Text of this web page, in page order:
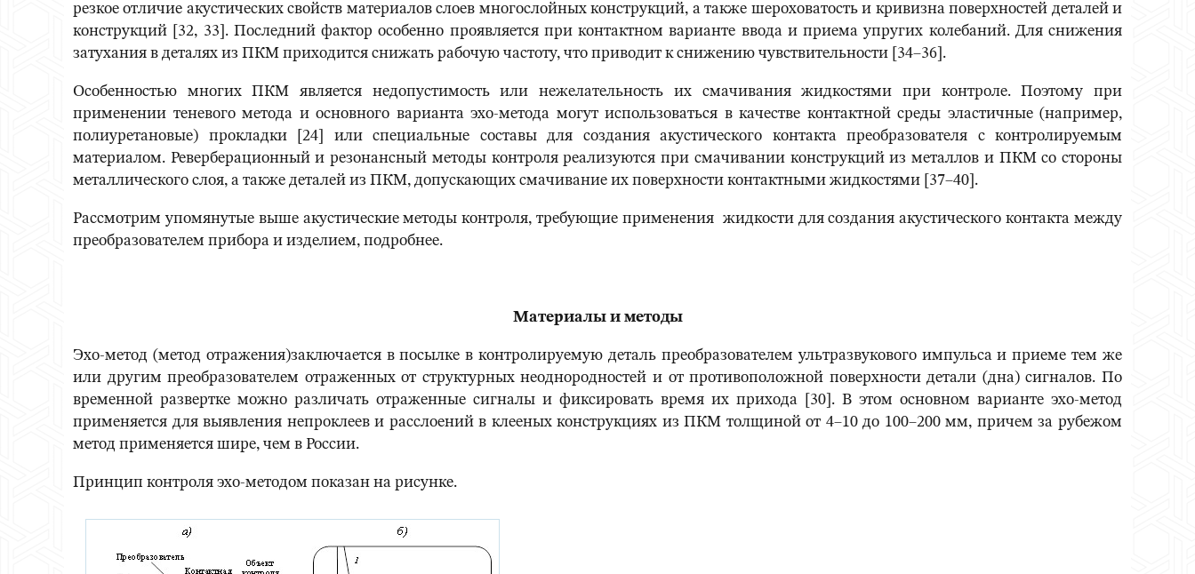
резкое отличие акустических свойств материалов слоев многослойных конструкций, а также шероховатость и кривизна поверхностей деталей и
конструкций [32, 33]. Последний фактор особенно проявляется при контактном варианте ввода и приема упругих колебаний. Для снижения
затухания в деталях из ПКМ приходится снижать рабочую частоту, что приводит к снижению чувствительности [34–36].
Особенностью многих ПКМ является недопустимость или нежелательность их смачивания жидкостями при контроле. Поэтому при
применении теневого метода и основного варианта эхо-метода могут использоваться в качестве контактной среды эластичные (например,
полиуретановые) прокладки [24] или специальные составы для создания акустического контакта преобразователя с контролируемым
материалом. Реверберационный и резонансный методы контроля реализуются при смачивании конструкций из металлов и ПКМ со стороны
металлического слоя, а также деталей из ПКМ, допускающих смачивание их поверхности контактными жидкостями [37–40].
Рассмотрим упомянутые выше акустические методы контроля, требующие применения жидкости для создания акустического контакта между
преобразователем прибора и изделием, подробнее.
Материалы и методы
Эхо-метод (метод отражения)заключается в посылке в контролируемую деталь преобразователем ультразвукового импульса и приеме тем же
или другим преобразователем отраженных от структурных неоднородностей и от противоположной поверхности детали (дна) сигналов. По
временной развертке можно различать отраженные сигналы и фиксировать время их прихода [30]. В этом основном варианте эхо-метод
применяется для выявления непроклеев и расслоений в клееных конструкциях из ПКМ толщиной от 4–10 до 100–200 мм, причем за рубежом
метод применяется шире, чем в России.
Принцип контроля эхо-методом показан на рисунке.